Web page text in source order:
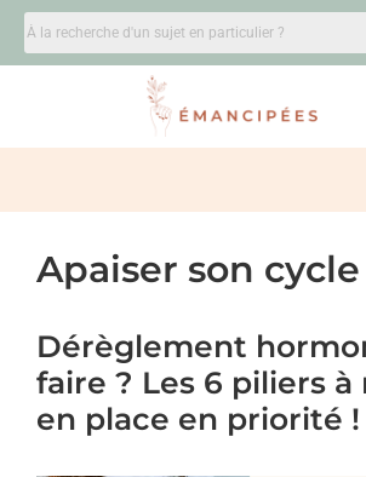
Apaiser son cycle
Dérèglement
faire ? Les 6 piliers
en place en priorité !